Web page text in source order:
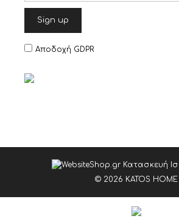
Αποδοχή GDPR
© 2026 KATOS HOME